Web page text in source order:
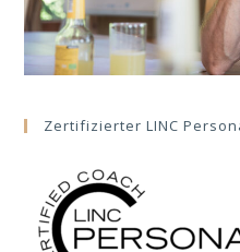
Zertifizierter LINC